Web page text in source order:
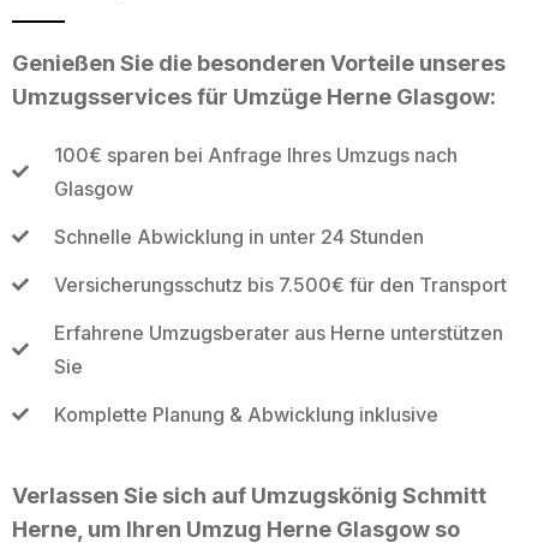
Genießen Sie die besonderen Vorteile unseres
Umzugsservices für Umzüge Herne Glasgow:
100€ sparen bei Anfrage Ihres Umzugs nach
Glasgow
Schnelle Abwicklung in unter 24 Stunden
Versicherungsschutz bis 7.500€ für den Transport
Erfahrene Umzugsberater aus Herne unterstützen
Sie
Komplette Planung & Abwicklung inklusive
Verlassen Sie sich auf Umzugskönig Schmitt
Herne, um Ihren Umzug Herne Glasgow so